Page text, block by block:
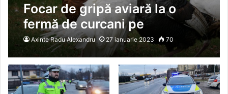
Focar de gripă aviară la o
fermă de curcani pe
platforma zootehnică din
Codlea, judeţul Braşov
Axinte Radu Alexandru 27 ianuarie 2023 70